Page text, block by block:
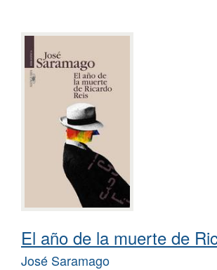
El año de la muerte de
José Saramago